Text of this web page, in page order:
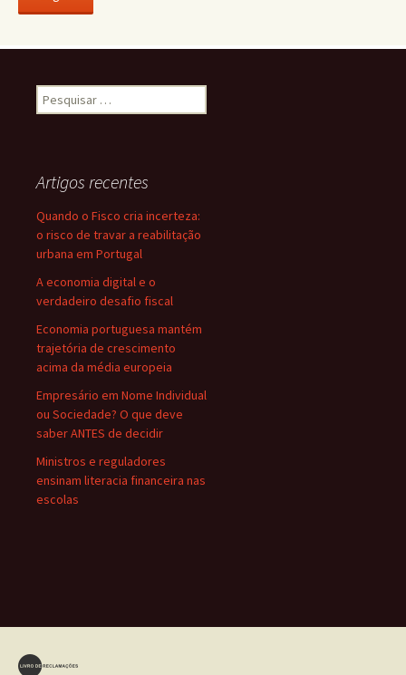
Pesquisar
por:
Artigos recentes
Quando o Fisco cria incerteza:
o risco de travar a reabilitação
urbana em Portugal
A economia digital e o
verdadeiro desafio fiscal
Economia portuguesa mantém
trajetória de crescimento
acima da média europeia
Empresário em Nome Individual
ou Sociedade? O que deve
saber ANTES de decidir
Ministros e reguladores
ensinam literacia financeira nas
escolas